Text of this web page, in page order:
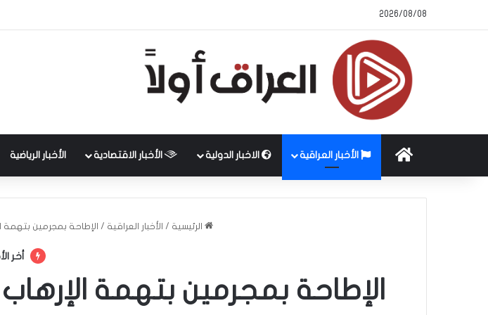
2026/08/08
الرئيسية الأخبار العراقية الاخبار الدولية الأخبار الاقتصادية الأخبار الرياضية
الرئيسية / الأخبار العراقية / الإطاحة بمجرمين
أخر
الإطاحة بمجرمين بتهمة